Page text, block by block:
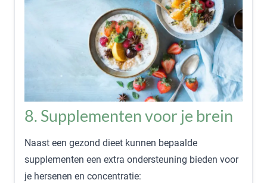
8. Supplementen voor je brein
Naast een gezond dieet kunnen bepaalde
supplementen een extra ondersteuning bieden voor
je hersenen en concentratie: